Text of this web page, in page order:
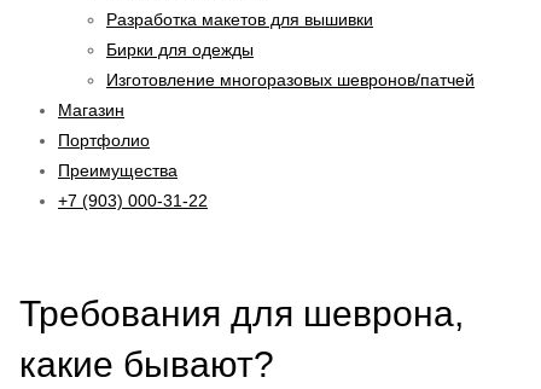
Разработка макетов для вышивки
Бирки для одежды
Изготовление многоразовых шевронов/патчей
Магазин
Портфолио
Преимущества
+7 (903) 000-31-22
Требования для шеврона,
какие бывают?